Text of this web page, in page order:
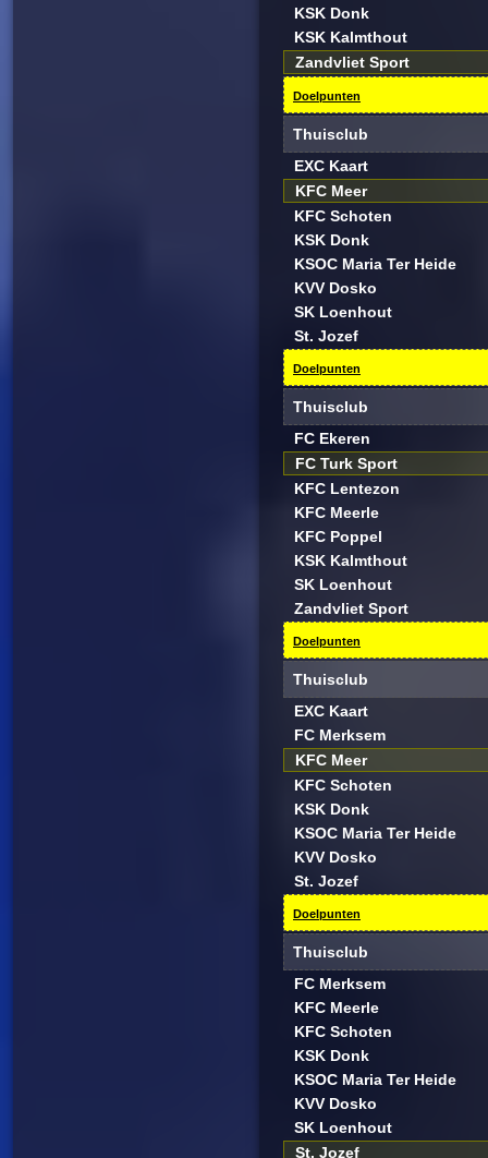
KSK Donk
KSK Kalmthout
Zandvliet Sport
Doelpunten
Thuisclub
EXC Kaart
KFC Meer
KFC Schoten
KSK Donk
KSOC Maria Ter Heide
KVV Dosko
SK Loenhout
St. Jozef
Doelpunten
Thuisclub
FC Ekeren
FC Turk Sport
KFC Lentezon
KFC Meerle
KFC Poppel
KSK Kalmthout
SK Loenhout
Zandvliet Sport
Doelpunten
Thuisclub
EXC Kaart
FC Merksem
KFC Meer
KFC Schoten
KSK Donk
KSOC Maria Ter Heide
KVV Dosko
St. Jozef
Doelpunten
Thuisclub
FC Merksem
KFC Meerle
KFC Schoten
KSK Donk
KSOC Maria Ter Heide
KVV Dosko
SK Loenhout
St. Jozef